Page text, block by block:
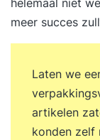
helemaal niet
meer succes
Laten we
artikelen
konden zelf